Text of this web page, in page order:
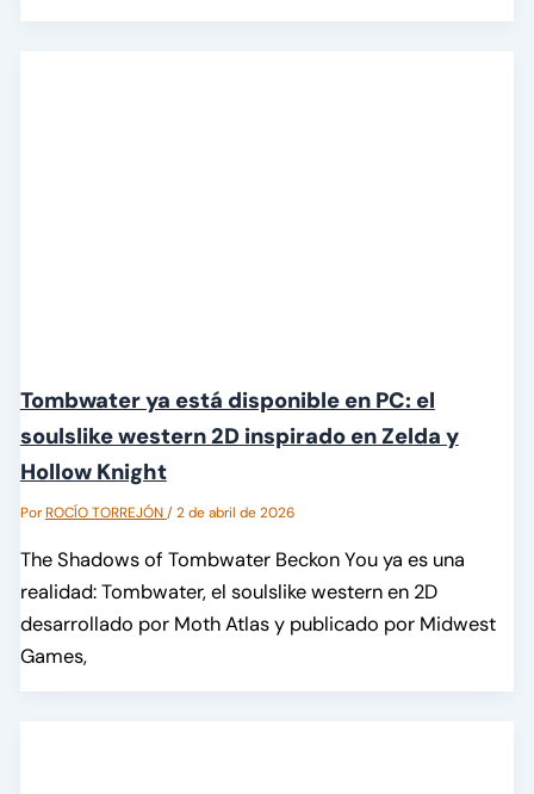
Tombwater ya está disponible en PC: el
soulslike western 2D inspirado en Zelda y
Hollow Knight
PorROCÍO TORREJÓN/2 de abril de 2026
The Shadows of Tombwater Beckon You ya es una
realidad: Tombwater, el soulslike western en 2D
desarrollado por Moth Atlas y publicado por Midwest
Games,